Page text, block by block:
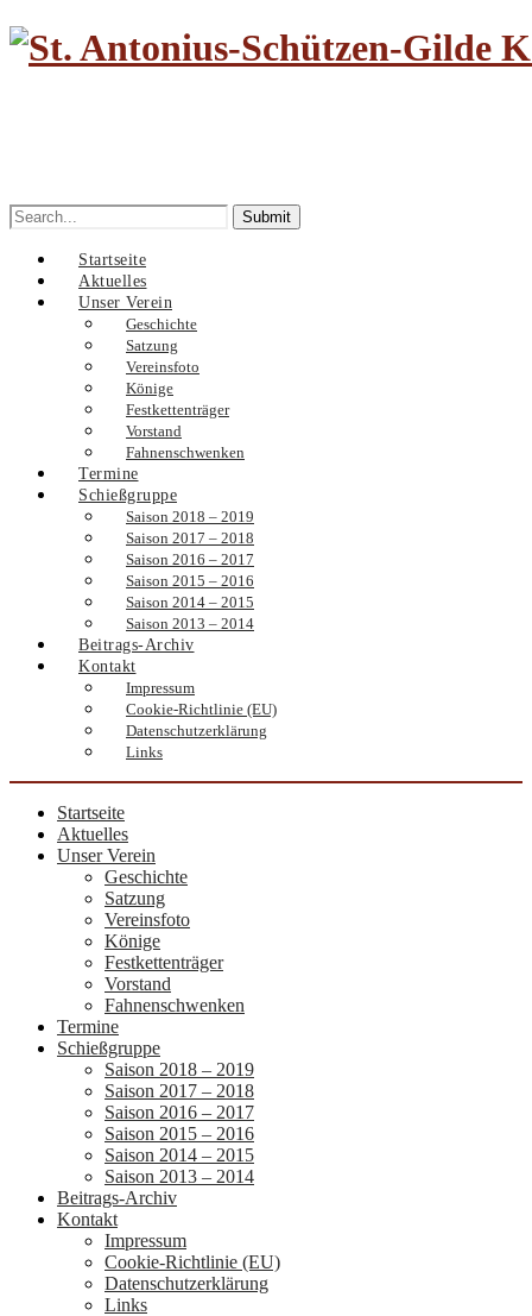
Search
for:
Startseite
Aktuelles
Unser Verein
Geschichte
Satzung
Vereinsfoto
Könige
Festkettenträger
Vorstand
Fahnenschwenken
Termine
Schießgruppe
Saison 2018 – 2019
Saison 2017 – 2018
Saison 2016 – 2017
Saison 2015 – 2016
Saison 2014 – 2015
Saison 2013 – 2014
Beitrags-Archiv
Kontakt
Impressum
Cookie-Richtlinie (EU)
Datenschutzerklärung
Links
Startseite
Aktuelles
Unser Verein
Geschichte
Satzung
Vereinsfoto
Könige
Festkettenträger
Vorstand
Fahnenschwenken
Termine
Schießgruppe
Saison 2018 – 2019
Saison 2017 – 2018
Saison 2016 – 2017
Saison 2015 – 2016
Saison 2014 – 2015
Saison 2013 – 2014
Beitrags-Archiv
Kontakt
Impressum
Cookie-Richtlinie (EU)
Datenschutzerklärung
Links